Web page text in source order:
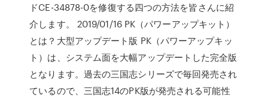
ドCE-34878-0を修復する四つの方法を皆さんに紹
介します。 2019/01/16 PK（パワーアップキット）
とは？大型アップデート版 PK（パワーアップキッ
ト）は、システム面を大幅アップデートした完全版
となります。過去の三国志シリーズで毎回発売され
ているので、三国志14のPK版が発売される可能性